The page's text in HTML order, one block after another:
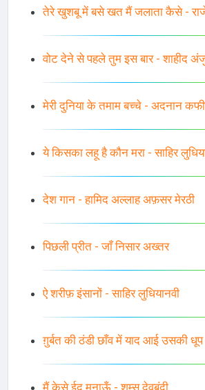
तेरे खुशबू में बसे खत मैं जलाता कैसे -
वोट देने से पहले तुम इस बार - शाहीद
मेरी दुनिया के तमाम बच्चे - अदनान
ये किसका लहू है कौन मरा - साहिर
देश गान - हामिद अल्लाह अफ़सर मेरठी
पिछली प्रीत - जाँ निसार अख्तर
ऐ शरीफ़ इंसानों - साहिर लुधियानवी
ग़ुर्बत की ठंडी छाँव में याद आई उसकी